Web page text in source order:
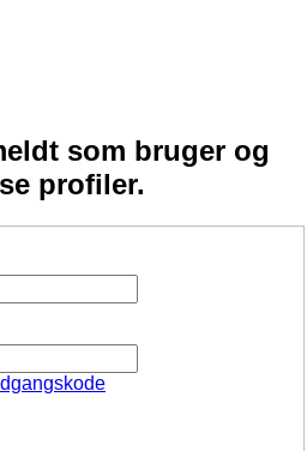
som bruger og
profiler.